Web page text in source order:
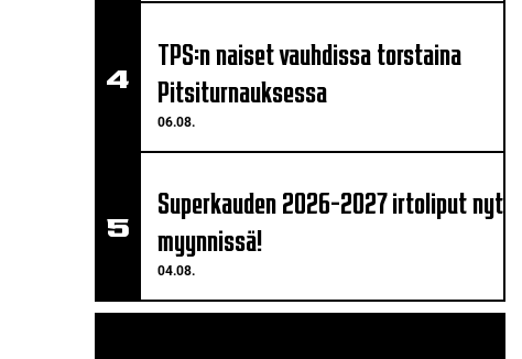
06.08.
TPS:n naiset vauhdissa torstaina
Pitsiturnauksessa
04.08.
Superkauden 2026-2027 irtoliput nyt
myynnissä!